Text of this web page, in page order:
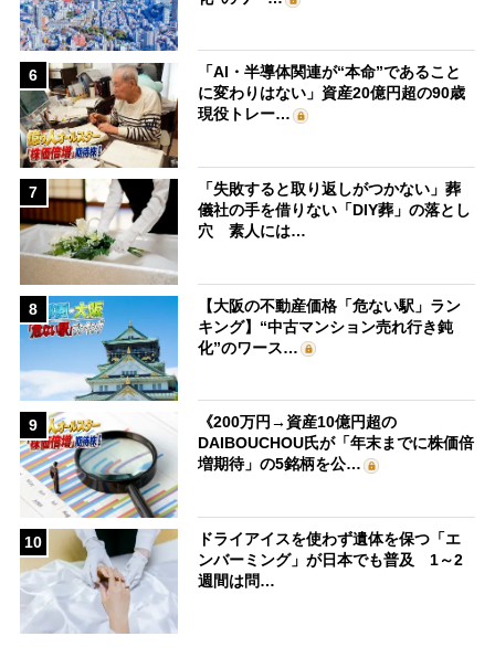
6
「AI・半導体関連が“本命”であること
に変わりはない」資産20億円超の90歳
現役トレー…
7
「失敗すると取り返しがつかない」葬
儀社の手を借りない「DIY葬」の落とし
穴 素人には…
8
【大阪の不動産価格「危ない駅」ラン
キング】“中古マンション売れ行き鈍
化”のワース…
9
《200万円→資産10億円超の
DAIBOUCHOU氏が「年末までに株価倍
増期待」の5銘柄を公…
10
ドライアイスを使わず遺体を保つ「エ
ンバーミング」が日本でも普及 1～2
週間は問…